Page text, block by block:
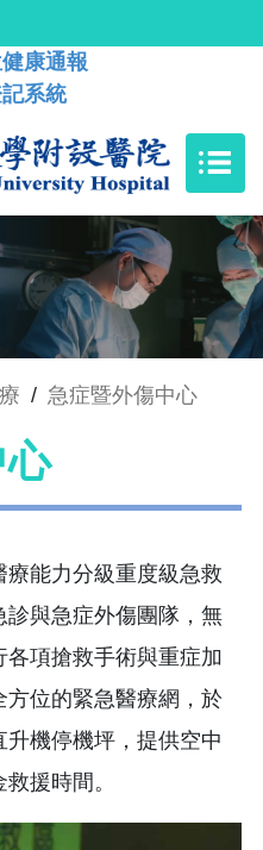
康通報
系統
/ 急症暨外傷中心
能力分級重度級急救
與急症外傷團隊，無
項搶救手術與重症加
位的緊急醫療網，於
機停機坪，提供空中
援時間。